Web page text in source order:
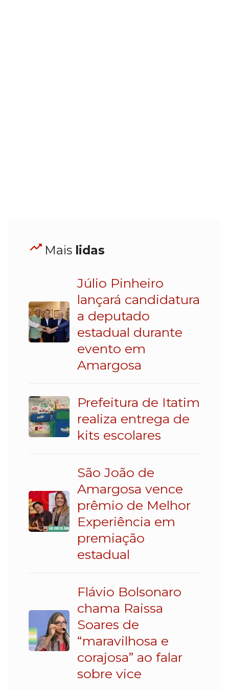
Mais lidas
Júlio Pinheiro
lançará candidatura
a deputado
estadual durante
evento em
Amargosa
Prefeitura de Itatim
realiza entrega de
kits escolares
São João de
Amargosa vence
prêmio de Melhor
Experiência em
premiação
estadual
Flávio Bolsonaro
chama Raissa
Soares de
“maravilhosa e
corajosa” ao falar
sobre vice